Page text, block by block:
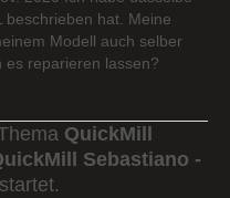
beschrieben hat. Meine
Modell auch selber
es reparieren lassen?
QuickMill
Sebastiano -